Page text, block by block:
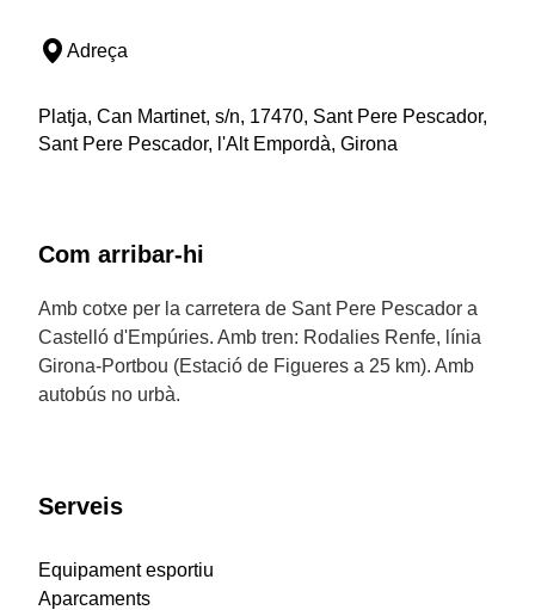
Adreça
Platja, Can Martinet, s/n, 17470, Sant Pere Pescador,
Sant Pere Pescador, l'Alt Empordà, Girona
Com arribar-hi
Amb cotxe per la carretera de Sant Pere Pescador a
Castelló d'Empúries. Amb tren: Rodalies Renfe, línia
Girona-Portbou (Estació de Figueres a 25 km). Amb
autobús no urbà.
Serveis
Equipament esportiu
Aparcaments